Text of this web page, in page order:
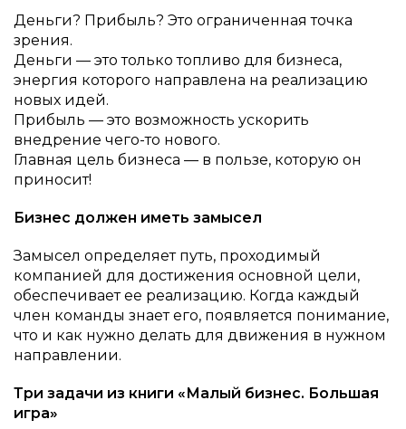
Деньги? Прибыль? Это ограниченная точка
зрения.
Деньги — это только топливо для бизнеса,
энергия которого направлена на реализацию
новых идей.
Прибыль — это возможность ускорить
внедрение чего-то нового.
Главная цель бизнеса — в пользе, которую он
приносит!
Бизнес должен иметь замысел
Замысел определяет путь, проходимый
компанией для достижения основной цели,
обеспечивает ее реализацию. Когда каждый
член команды знает его, появляется понимание,
что и как нужно делать для движения в нужном
направлении.
Три задачи из книги «Малый бизнес. Большая
игра»